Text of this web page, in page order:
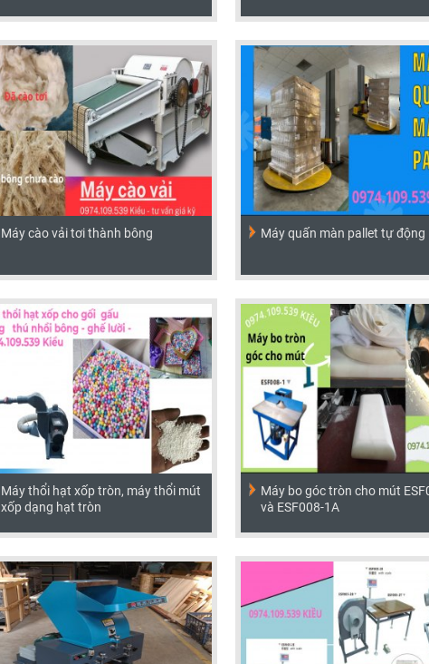
Máy cào vải tơi thành bông Máy quấn màn pallet tự động
Máy thổi hạt xốp tròn, máy thổi mút
xốp dạng hạt tròn
Máy bo góc tròn cho mút
và ESF008-1A